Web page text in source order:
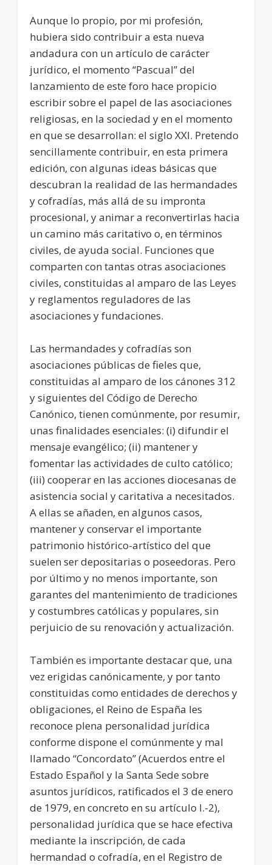
Aunque lo propio, por mi profesión,
hubiera sido contribuir a esta nueva
andadura con un artículo de carácter
jurídico, el momento “Pascual” del
lanzamiento de este foro hace propicio
escribir sobre el papel de las asociaciones
religiosas, en la sociedad y en el momento
en que se desarrollan: el siglo XXI. Pretendo
sencillamente contribuir, en esta primera
edición, con algunas ideas básicas que
descubran la realidad de las hermandades
y cofradías, más allá de su impronta
procesional, y animar a reconvertirlas hacia
un camino más caritativo o, en términos
civiles, de ayuda social. Funciones que
comparten con tantas otras asociaciones
civiles, constituidas al amparo de las Leyes
y reglamentos reguladores de las
asociaciones y fundaciones.
Las hermandades y cofradías son
asociaciones públicas de fieles que,
constituidas al amparo de los cánones 312
y siguientes del Código de Derecho
Canónico, tienen comúnmente, por resumir,
unas finalidades esenciales: (i) difundir el
mensaje evangélico; (ii) mantener y
fomentar las actividades de culto católico;
(iii) cooperar en las acciones diocesanas de
asistencia social y caritativa a necesitados.
A ellas se añaden, en algunos casos,
mantener y conservar el importante
patrimonio histórico-artístico del que
suelen ser depositarias o poseedoras. Pero
por último y no menos importante, son
garantes del mantenimiento de tradiciones
y costumbres católicas y populares, sin
perjuicio de su renovación y actualización.
También es importante destacar que, una
vez erigidas canónicamente, y por tanto
constituidas como entidades de derechos y
obligaciones, el Reino de España les
reconoce plena personalidad jurídica
conforme dispone el comúnmente y mal
llamado “Concordato” (Acuerdos entre el
Estado Español y la Santa Sede sobre
asuntos jurídicos, ratificados el 3 de enero
de 1979, en concreto en su artículo I.-2),
personalidad jurídica que se hace efectiva
mediante la inscripción, de cada
hermandad o cofradía, en el Registro de